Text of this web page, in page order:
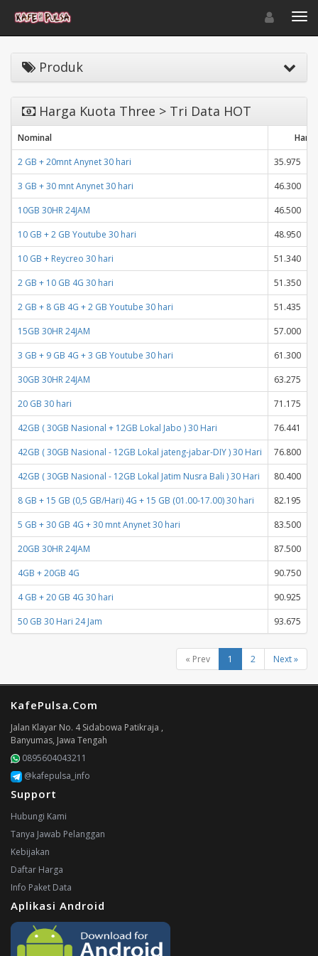
Toggle
Produk
Harga Kuota Three > Tri Data HOT
Nominal
2 GB + 20mnt Anynet 30 hari
35.975
3 GB + 30 mnt Anynet 30 hari
46.300
10GB 30HR 24JAM
46.500
10 GB + 2 GB Youtube 30 hari
48.950
10 GB + Reycreo 30 hari
51.340
2 GB + 10 GB 4G 30 hari
51.350
2 GB + 8 GB 4G + 2 GB Youtube 30 hari
51.435
15GB 30HR 24JAM
57.000
3 GB + 9 GB 4G + 3 GB Youtube 30 hari
61.300
30GB 30HR 24JAM
63.275
20 GB 30 hari
71.175
42GB ( 30GB Nasional + 12GB Lokal Jabo ) 30 Hari
76.441
42GB ( 30GB Nasional - 12GB Lokal jateng-jabar-DIY ) 30 Hari
76.800
42GB ( 30GB Nasional - 12GB Lokal Jatim Nusra Bali ) 30 Hari
80.400
8 GB + 15 GB (0,5 GB/Hari) 4G + 15 GB (01.00-17.00) 30 hari
82.195
5 GB + 30 GB 4G + 30 mnt Anynet 30 hari
83.500
20GB 30HR 24JAM
87.500
4GB + 20GB 4G
90.750
4 GB + 20 GB 4G 30 hari
90.925
50 GB 30 Hari 24 Jam
93.675
« Prev 1 2 Next »
KafePulsa.Com
Jalan Klayar No. 4 Sidabowa Patikraja ,
Banyumas, Jawa Tengah
0895604043211
@kafepulsa_info
Support
Hubungi Kami
Tanya Jawab Pelanggan
Kebijakan
Daftar Harga
Info Paket Data
Aplikasi Android